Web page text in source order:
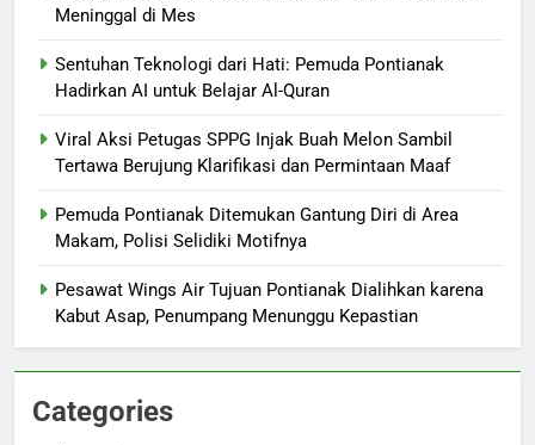
Meninggal di Mes
Sentuhan Teknologi dari Hati: Pemuda Pontianak
Hadirkan AI untuk Belajar Al-Quran
Viral Aksi Petugas SPPG Injak Buah Melon Sambil
Tertawa Berujung Klarifikasi dan Permintaan Maaf
Pemuda Pontianak Ditemukan Gantung Diri di Area
Makam, Polisi Selidiki Motifnya
Pesawat Wings Air Tujuan Pontianak Dialihkan karena
Kabut Asap, Penumpang Menunggu Kepastian
Categories